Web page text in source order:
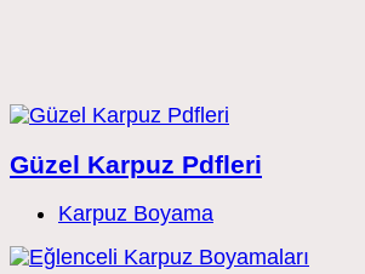
Güzel Karpuz Pdfleri
Post
Karpuz Boyama